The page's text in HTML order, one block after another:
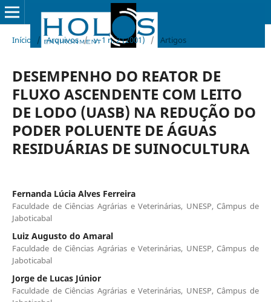
Início / Arquivos / v. 1 n. 2 (2001) / Artigos
DESEMPENHO DO REATOR DE
FLUXO ASCENDENTE COM LEITO
DE LODO (UASB) NA REDUÇÃO DO
PODER POLUENTE DE ÁGUAS
RESIDUÁRIAS DE SUINOCULTURA
Fernanda Lúcia Alves Ferreira
Faculdade de Ciências Agrárias e Veterinárias, UNESP, Câmpus de
Jaboticabal
Luiz Augusto do Amaral
Faculdade de Ciências Agrárias e Veterinárias, UNESP, Câmpus de
Jaboticabal
Jorge de Lucas Júnior
Faculdade de Ciências Agrárias e Veterinárias, UNESP, Câmpus de